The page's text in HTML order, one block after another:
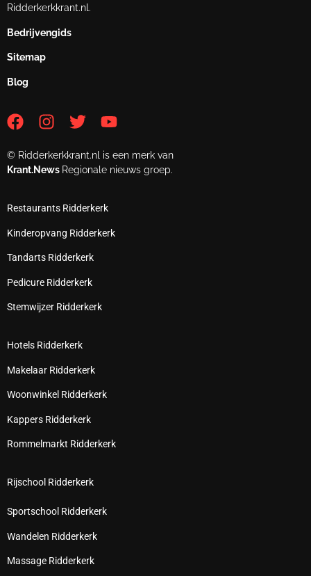
Ridderkerkkrant.nl.
Bedrijvengids
Sitemap
Blog
© Ridderkerkkrant.nl is een merk van
Krant.News Regionale nieuws groep.
Restaurants Ridderkerk
Kinderopvang Ridderkerk
Tandarts Ridderkerk
Pedicure Ridderkerk
Stemwijzer Ridderkerk
Hotels Ridderkerk
Makelaar Ridderkerk
Woonwinkel Ridderkerk
Kappers Ridderkerk
Rommelmarkt Ridderkerk
Rijschool Ridderkerk
Sportschool Ridderkerk
Wandelen Ridderkerk
Massage Ridderkerk